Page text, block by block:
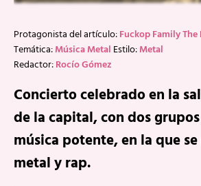
Protagonista del artículo:Fuckop Family The
Temática:Música Metal Estilo:Metal
Redactor:Rocío Gómez
Concierto celebrado en la
de la capital, con dos
música potente, en la que
metal y rap.